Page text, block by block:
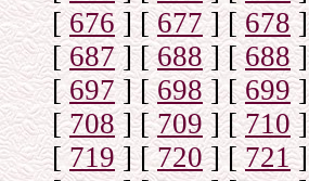
[676] [677] [678]
[687] [688] [688]
[697] [698] [699]
[708] [709] [710]
[719] [720] [721]